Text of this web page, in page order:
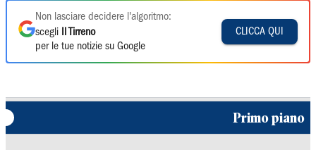
Non lasciare decidere l'algoritmo:
scegli
Il Tirreno
per le tue notizie su Google
CLICCA QUI
Primo piano